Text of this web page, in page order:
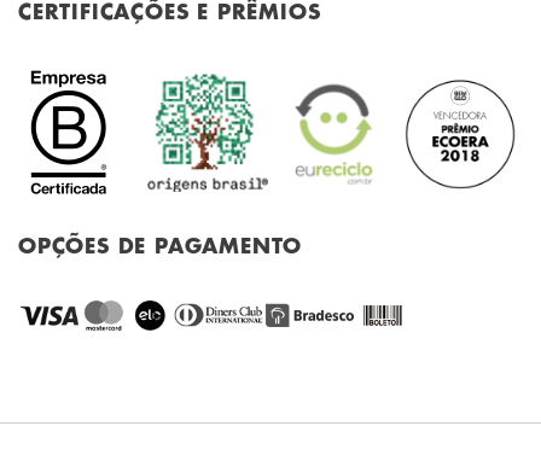
CERTIFICAÇÕES E PRÊMIOS
OPÇÕES DE PAGAMENTO